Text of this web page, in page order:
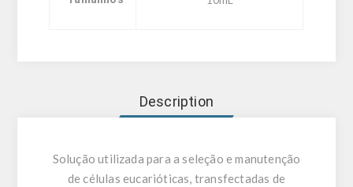
Description
Solução utilizada para a seleção e manutenção
de células eucarióticas, transfectadas de